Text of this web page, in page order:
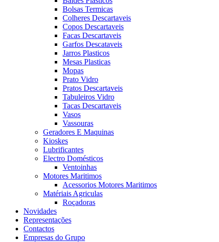
Bolsas Termicas
Colheres Descartaveis
Copos Descartaveis
Facas Descartaveis
Garfos Descataveis
Jarros Plasticos
Mesas Plasticas
Mopas
Prato Vidro
Pratos Descartaveis
Tabuleiros Vidro
Tacas Descartaveis
Vasos
Vassouras
Geradores E Maquinas
Kioskes
Lubrificantes
Electro Domésticos
Ventoinhas
Motores Maritimos
Acessorios Motores Maritimos
Matériais Agriculas
Roçadoras
Novidades
Representações
Contactos
Empresas do Grupo